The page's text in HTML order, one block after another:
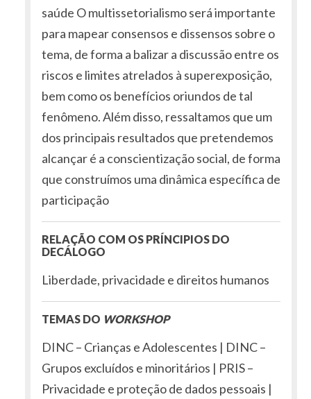
saúde O multissetorialismo será importante
para mapear consensos e dissensos sobre o
tema, de forma a balizar a discussão entre os
riscos e limites atrelados à superexposição,
bem como os benefícios oriundos de tal
fenômeno. Além disso, ressaltamos que um
dos principais resultados que pretendemos
alcançar é a conscientização social, de forma
que construímos uma dinâmica específica de
participação
RELAÇÃO COM OS PRÍNCIPIOS DO
DECÁLOGO
Liberdade, privacidade e direitos humanos
TEMAS DO WORKSHOP
DINC – Crianças e Adolescentes | DINC –
Grupos excluídos e minoritários | PRIS –
Privacidade e proteção de dados pessoais |